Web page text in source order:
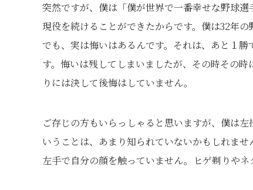
突然ですが、僕は「僕が世界で一番幸せな野球
現役を続けることができたからです。僕は32年の
でも、実は悔いはあるんです。それは、あと１
す。悔いは残してしまいましたが、その時その
りには決して後悔はしていません。
ご存じの方もいらっしゃると思いますが、僕は
いうことは、あまり知られていないかもしれま
左手で自分の顔を触っていません。ヒゲ剃りやネ